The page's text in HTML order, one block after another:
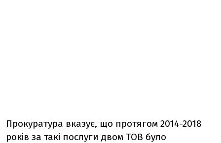
Прокуратура вказує, що протягом 2014-2018
років за такі послуги двом ТОВ було